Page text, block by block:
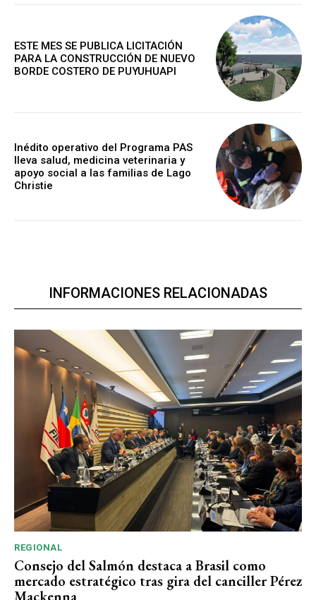
ESTE MES SE PUBLICA LICITACIÓN
PARA LA CONSTRUCCIÓN DE NUEVO
BORDE COSTERO DE PUYUHUAPI
Inédito operativo del Programa PAS
lleva salud, medicina veterinaria y
apoyo social a las familias de Lago
Christie
INFORMACIONES RELACIONADAS
REGIONAL
Consejo del Salmón destaca a Brasil como
mercado estratégico tras gira del canciller Pérez